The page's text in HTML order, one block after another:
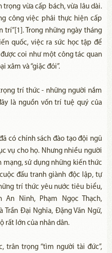
vừa cấp bách, vừa lâu dài.
công việc phải thực hiện cấp
trí”[1]. Trong những ngày tháng
quốc, việc ra sức học tập để
coi như một công tác quan
xâm và “giặc đói”.
trí thức - những người nắm
là nguồn vốn trí tuệ quý của
có chính sách đào tạo đội ngũ
vụ cho họ. Nhưng nhiều người
mạng, sử dụng những kiến thức
đấu tranh giành độc lập, tự
trí thức yêu nước tiêu biểu,
An Ninh, Phạm Ngọc Thạch,
Đại Nghĩa, Đặng Văn Ngữ,
rất lớn của nhân dân.
trân trọng “tìm người tài đức”,